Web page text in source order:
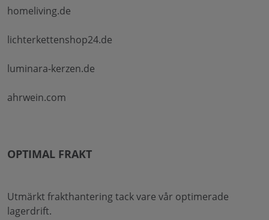
homeliving.de
lichterkettenshop24.de
luminara-kerzen.de
ahrwein.com
OPTIMAL FRAKT
Utmärkt frakthantering tack vare vår optimerade
lagerdrift.